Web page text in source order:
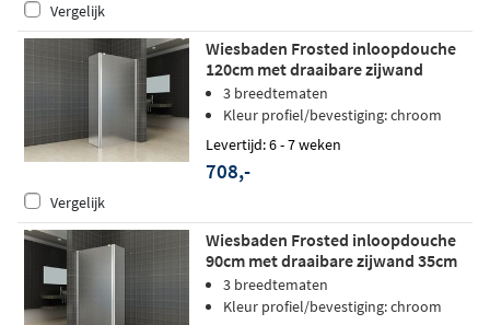
Vergelijk
Wiesbaden Frosted inloopdouche
120cm met draaibare zijwand
matglas - rechts
3 breedtematen
Kleur profiel/bevestiging: chroom
Levertijd: 6 - 7 weken
708,-
Vergelijk
Wiesbaden Frosted inloopdouche
90cm met draaibare zijwand 35cm
matglas - links
3 breedtematen
Kleur profiel/bevestiging: chroom